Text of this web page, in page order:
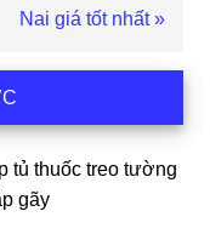
Nai giá tốt nhất »
tủ thuốc treo tường
gãy